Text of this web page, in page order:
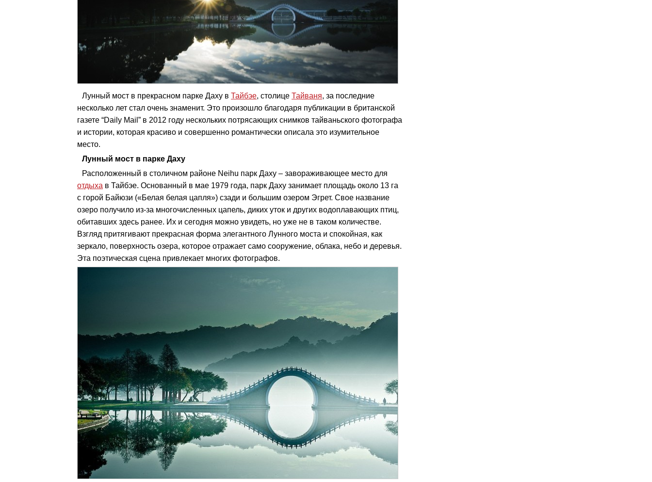
Лунный мост в прекрасном парке Даху в Тайбэе, столице Тайваня, за последние
несколько лет стал очень знаменит. Это произошло благодаря публикации в британской
газете “Daily Mail” в 2012 году нескольких потрясающих снимков тайваньского фотографа
и истории, которая красиво и совершенно романтически описала это изумительное
место.
Лунный мост в парке Даху
Расположенный в столичном районе Neihu парк Даху – завораживающее место для
отдыха в Тайбэе. Основанный в мае 1979 года, парк Даху занимает площадь около 13 га
с горой Байюзи («Белая белая цапля») сзади и большим озером Эгрет. Свое название
озеро получило из-за многочисленных цапель, диких уток и других водоплавающих птиц,
обитавших здесь ранее. Их и сегодня можно увидеть, но уже не в таком количестве.
Взгляд притягивают прекрасная форма элегантного Лунного моста и спокойная, как
зеркало, поверхность озера, которое отражает само сооружение, облака, небо и деревья.
Эта поэтическая сцена привлекает многих фотографов.